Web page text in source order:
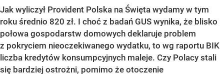
Jak wyliczył Provident Polska na Święta wydamy w tym
roku średnio 820 zł. I choć z badań GUS wynika, że blisko
połowa gospodarstw domowych deklaruje problem
z pokryciem nieoczekiwanego wydatku, to wg raportu BIK
liczba kredytów konsumpcyjnych maleje. Czy Polacy stali
się bardziej ostrożni, pomimo że otoczenie